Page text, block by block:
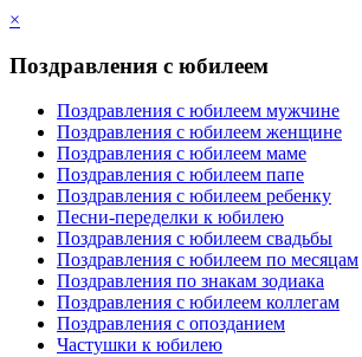
×
Поздравления с юбилеем
Поздравления с юбилеем мужчине
Поздравления с юбилеем женщине
Поздравления с юбилеем маме
Поздравления с юбилеем папе
Поздравления с юбилеем ребенку
Песни-переделки к юбилею
Поздравления с юбилеем свадьбы
Поздравления с юбилеем по месяцам
Поздравления по знакам зодиака
Поздравления с юбилеем коллегам
Поздравления с опозданием
Частушки к юбилею